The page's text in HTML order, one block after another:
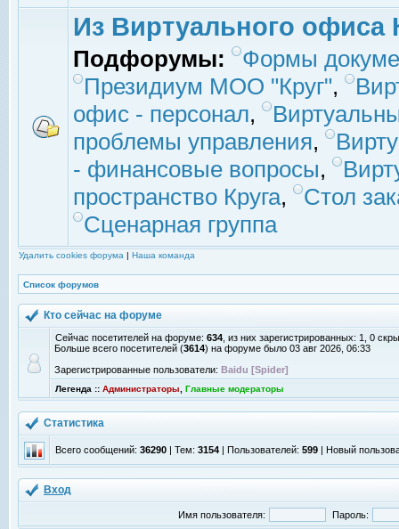
Из Виртуального офиса
Подфорумы:
Формы
Президиум МОО "Круг",
офис - персонал,
проблемы управления,
- финансовые вопросы,
пространство Круга,
Стол
Сценарная группа
Удалить cookies форума | Наша команда
Список форумов
Кто сейчас на форуме
Сейчас посетителей на форуме: 634 , из них зарегистрированных: 1, 0
Больше всего посетителей (3614) на форуме было 03 авг 2026, 06:33
Зарегистрированные пользователи: Baidu [Spider]
Легенда :: Администраторы Главные модераторы
Статистика
Всего сообщений: 36290 | Тем: 3154 | Пользователей: 599 | Новый
Вход
Имя пользователя: Пароль: